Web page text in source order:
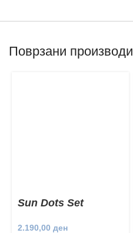
Поврзани производи
Sun Dots Set
2.190,00 ден